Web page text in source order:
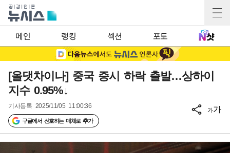
메인 랭킹 섹션 포토
[올댓차이나] 중국 증시 하락 출발…상하이
지수 0.95%↓
기사등록 2025/11/05 11:00:36
구글에서 선호하는 매체로 추가
가가